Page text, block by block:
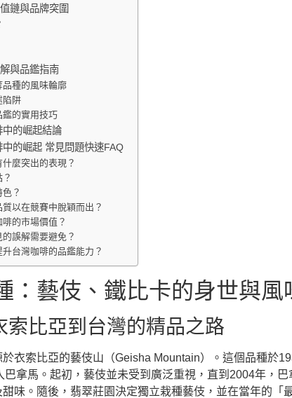
鏈與品牌突圍
與品鑑指南
種的風味輪廓
陷阱
鑑的實用技巧
的崛起結論
的崛起 常見問題快速FAQ
麼突出的表現？
？
以在競賽中脫穎而出？
的市場價值？
誤解需要避免？
台灣咖啡的品鑑能力？
：藝伎、鐵比卡的身世與風
索比亞到台灣的精品之路
衣索比亞的藝伎山（Geisha Mountain）。這個品種於
巴拿馬。起初，藝伎並未受到廣泛重視，直到2004年，
味。隨後，翡翠莊園決定獨立栽種藝伎，並在當年的